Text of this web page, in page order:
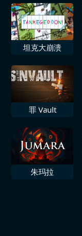
坦克大崩溃
罪 Vault
朱玛拉